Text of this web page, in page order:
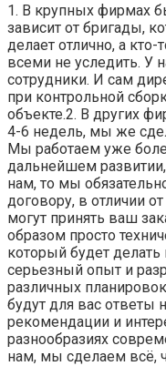
1. В крупных фирмах
зависит от бригады,
делает отлично, а
всеми не уследить. У
сотрудники. И сам
при контрольной
объекте.2. В других
4-6 недель, мы же
Мы работаем уже
дальнейшем
нам, то мы
договору, в отличии
могут принять ваш
образом просто
который будет
серьезный опыт и
различных
будут для вас ответы
рекомендации и
разнообразиях
нам, мы сделаем всё,